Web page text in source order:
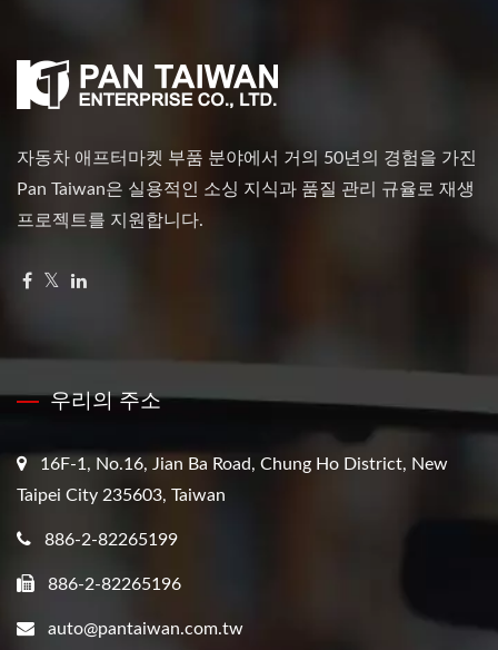
자동차 애프터마켓 부품 분야에서 거의 50년의 경험을 가진
Pan Taiwan은 실용적인 소싱 지식과 품질 관리 규율로 재생
프로젝트를 지원합니다.
우리의 주소
16F-1, No.16, Jian Ba Road, Chung Ho District, New
Taipei City 235603, Taiwan
886-2-82265199
886-2-82265196
auto@pantaiwan.com.tw